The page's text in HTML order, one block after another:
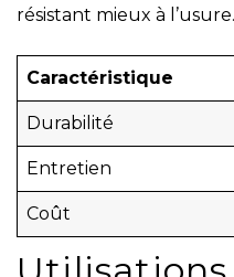
résistant mieux à l’usure.
Caractéristique
Durabilité
Entretien
Coût